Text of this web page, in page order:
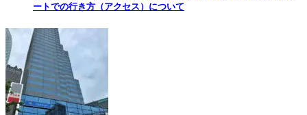
ートでの行き方（アクセス）について